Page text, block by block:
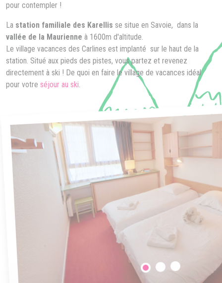
pour contempler !
La station familiale des Karellis se situe en Savoie, dans la
vallée de la Maurienne à 1600m d'altitude.
Le village vacances des Carlines est implanté sur le haut de la
station. Situé aux pieds des pistes, vous partez et revenez
directement à ski ! De quoi en faire le village de vacances idéal
pour votre séjour au ski.